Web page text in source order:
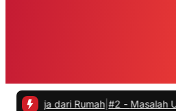
Rumah|#2 - Masalah Utama